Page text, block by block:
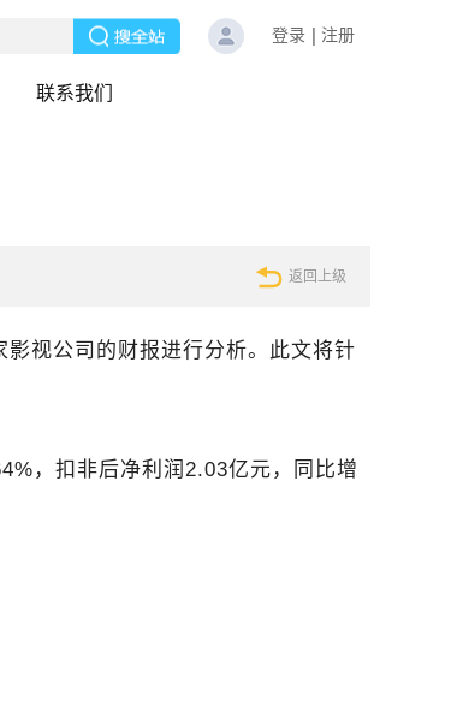
登录 注册
联系我们
返回上级
影视公司的财报进行分析。此文将针
，扣非后净利润2.03亿元，同比增